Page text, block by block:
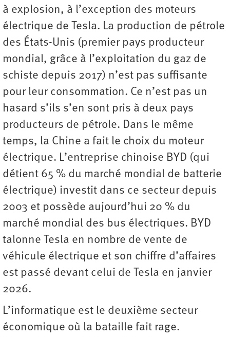
à explosion, à l’exception des moteurs
électrique de Tesla. La production de pétrole
des États-Unis (premier pays producteur
mondial, grâce à l’exploitation du gaz de
schiste depuis 2017) n’est pas suffisante
pour leur consommation. Ce n’est pas un
hasard s’ils s’en sont pris à deux pays
producteurs de pétrole. Dans le même
temps, la Chine a fait le choix du moteur
électrique. L’entreprise chinoise BYD (qui
détient 65 % du marché mondial de batterie
électrique) investit dans ce secteur depuis
2003 et possède aujourd’hui 20 % du
marché mondial des bus électriques. BYD
talonne Tesla en nombre de vente de
véhicule électrique et son chiffre d’affaires
est passé devant celui de Tesla en janvier
2026.
L’informatique est le deuxième secteur
économique où la bataille fait rage.